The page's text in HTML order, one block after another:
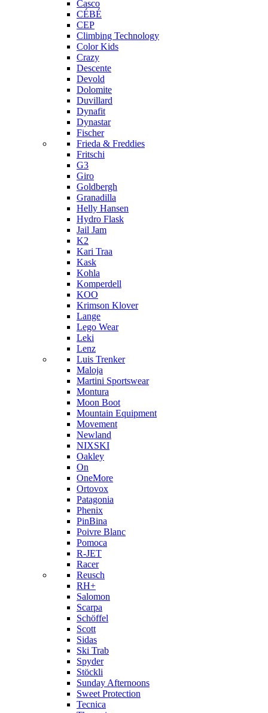
Casco
CÉBÉ
CEP
Climbing Technology
Color Kids
Crazy
Descente
Devold
Dolomite
Duvillard
Dynafit
Dynastar
Fischer
Frieda & Freddies
Fritschi
G3
Giro
Goldbergh
Granadilla
Helly Hansen
Hydro Flask
Jail Jam
K2
Kari Traa
Kask
Kohla
Komperdell
KOO
Krimson Klover
Lange
Lego Wear
Leki
Lenz
Luis Trenker
Maloja
Martini Sportswear
Montura
Moon Boot
Mountain Equipment
Movement
Newland
NIXSKI
Oakley
On
OneMore
Ortovox
Patagonia
Phenix
PinBina
Poivre Blanc
Pomoca
R-JET
Racer
Reusch
RH+
Salomon
Scarpa
Schöffel
Scott
Sidas
Ski Trab
Spyder
Stöckli
Sunday Afternoons
Sweet Protection
Tecnica